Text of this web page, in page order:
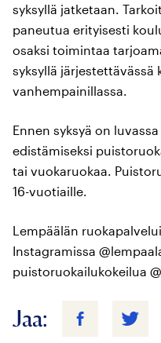
syksyllä jatketaan.
paneutua erityisesti
osaksi toimintaa
syksyllä järjestettävässä
vanhempainillassa.
Ennen syksyä on
edistämiseksi
tai vuokaruokaa.
16-vuotiaille.
Lempäälän
Instagramissa
puistoruokailukokeilua
Jaa: